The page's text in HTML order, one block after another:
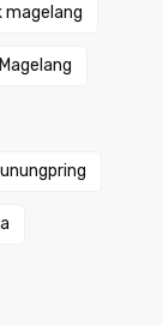
magelang